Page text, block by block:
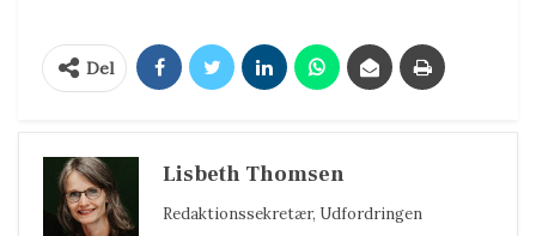
Del
Lisbeth Thomsen
Redaktionssekretær, Udfordringen